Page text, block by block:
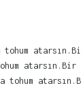
tohum
atarsın.Bir
tohum